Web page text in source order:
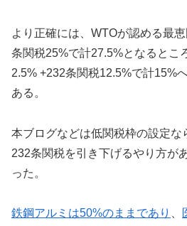
より正確には、WTOが認める最
条関税25%で計27.5%となるとこ
2.5% +232条関税12.5%で計15%
ある。
本ブログなどは低関税枠の設定な
232条関税を引き下げるやり方が
った。
鉄鋼アルミは50%のままであり 、